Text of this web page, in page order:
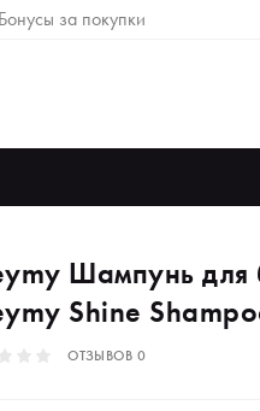
Бонусы за покупки
Шампунь для
Shine
ОТЗЫВОВ 0